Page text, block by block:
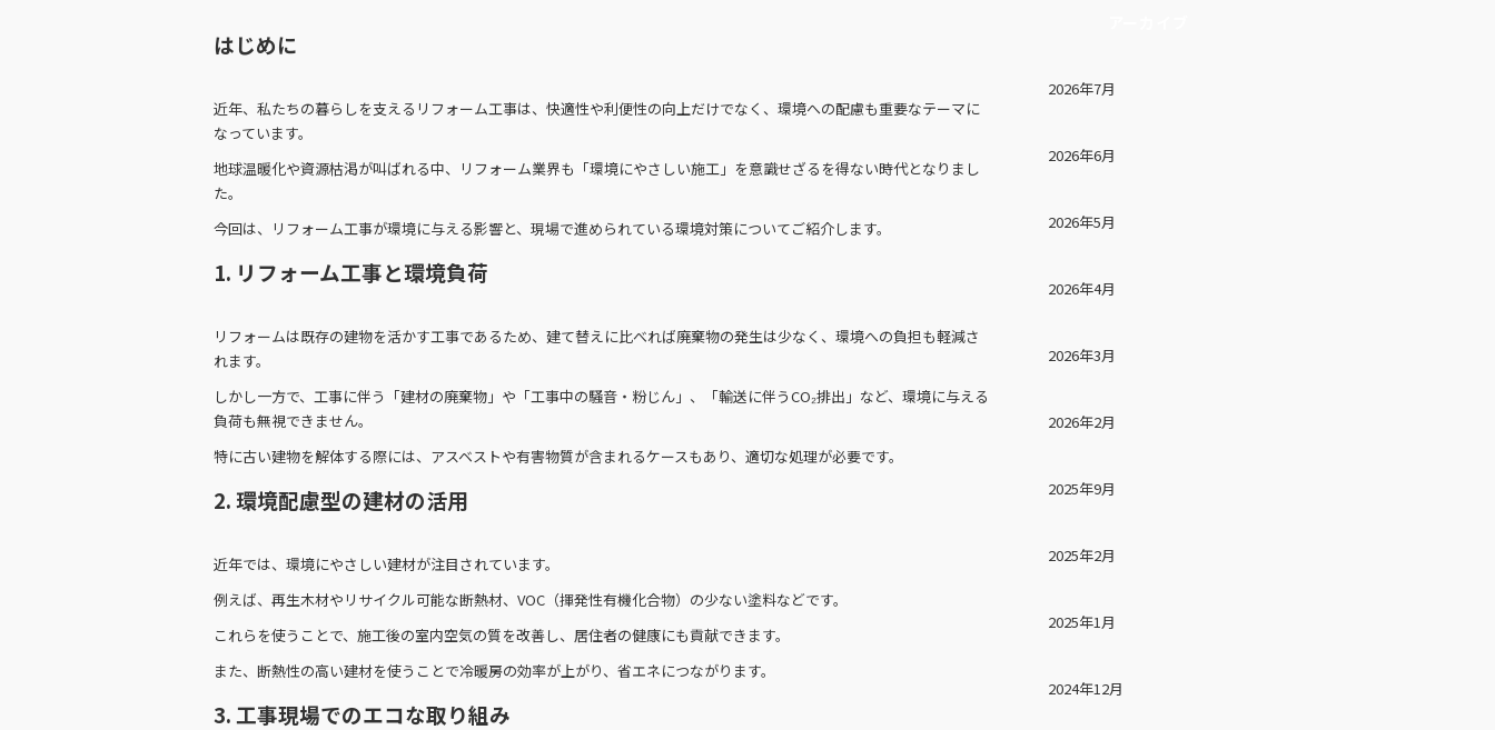
はじめに
近年、私たちの暮らしを支えるリフォーム工事は、快適性や利便性の向上だけでなく、環境への配慮も重要なテーマに
なっています。
地球温暖化や資源枯渇が叫ばれる中、リフォーム業界も「環境にやさしい施工」を意識せざるを得ない時代となりまし
た。
今回は、リフォーム工事が環境に与える影響と、現場で進められている環境対策についてご紹介します。
1. リフォーム工事と環境負荷
リフォームは既存の建物を活かす工事であるため、建て替えに比べれば廃棄物の発生は少なく、環境への負担も軽減さ
れます。
しかし一方で、工事に伴う「建材の廃棄物」や「工事中の騒音・粉じん」、「輸送に伴うCO₂排出」など、環境に与える
負荷も無視できません。
特に古い建物を解体する際には、アスベストや有害物質が含まれるケースもあり、適切な処理が必要です。
2. 環境配慮型の建材の活用
近年では、環境にやさしい建材が注目されています。
例えば、再生木材やリサイクル可能な断熱材、VOC（揮発性有機化合物）の少ない塗料などです。
これらを使うことで、施工後の室内空気の質を改善し、居住者の健康にも貢献できます。
また、断熱性の高い建材を使うことで冷暖房の効率が上がり、省エネにつながります。
3. 工事現場でのエコな取り組み
2026年7月
2026年6月
2026年5月
2026年4月
2026年3月
2026年2月
2025年9月
2025年2月
2025年1月
2024年12月